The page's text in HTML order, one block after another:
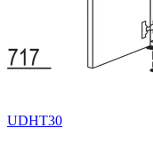
UDHT30